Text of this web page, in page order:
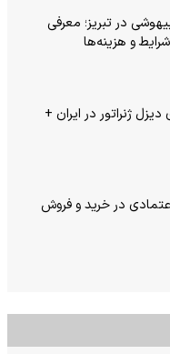
در تبریز؛ معرفی
و هزینه‌ها
ژنراتور در ایران +
در خرید و فروش